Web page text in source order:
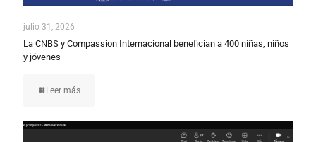
julio 31, 2026
La CNBS y Compassion Internacional benefician a 400 niñas, niños
y jóvenes
Leer más